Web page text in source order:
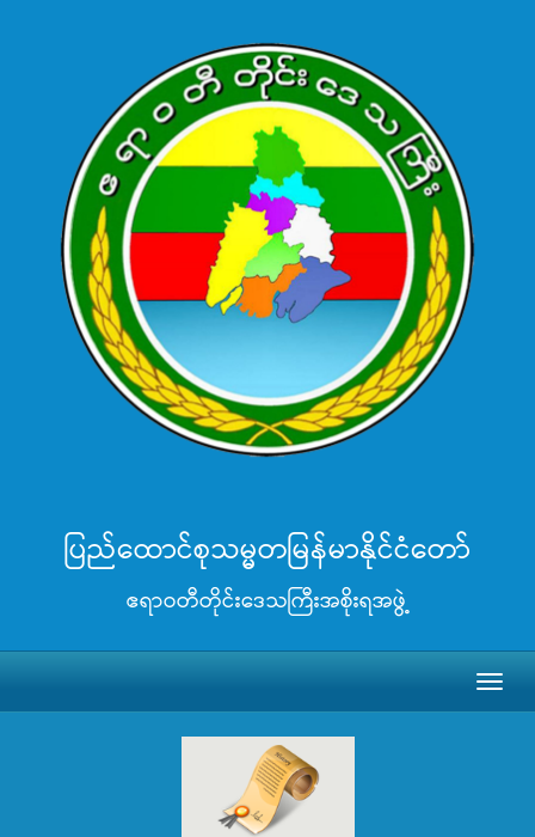
ပြည်ထောင်စုသမ္မတမြန်မာနိုင်ငံတော်
ဧရာဝတီတိုင်းဒေသကြီးအစိုးရအဖွဲ့